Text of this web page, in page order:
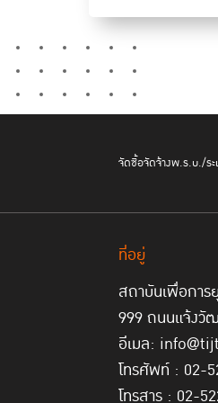
จัดซื้อจัดจ้างพ.ร.บ./ระ
ที่อยู่
สถาบันเพื่อการ
999 ถนนแจ้งวั
อีเมล:
โทรศัพท์ : 02-
โทรสาร : 02-